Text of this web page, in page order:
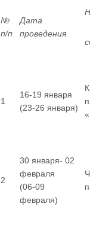
№
п/п
Дата
проведения
1
16-19 января
(23-26 января)
2
30 января- 02
февраля
(06-09
февраля)